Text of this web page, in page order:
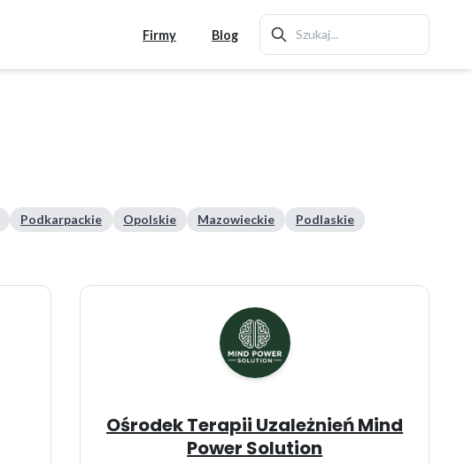
Firmy Blog
Podkarpackie Opolskie Mazowieckie
Podlaskie
Ośrodek Terapii Uzależnień Mind
Power Solution